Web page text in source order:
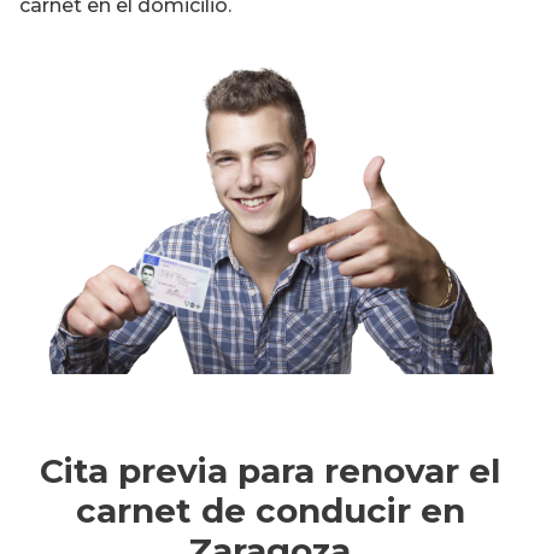
carnet en el domicilio.
Cita previa para renovar el
carnet de conducir en